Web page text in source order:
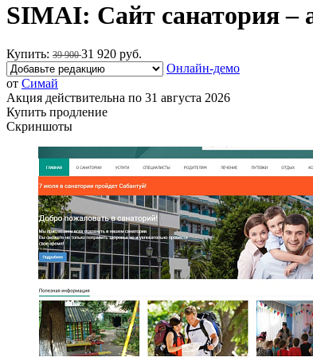
SIMAI: Сайт санатория –
Купить: 39 90031 920 руб.
Онлайн-демо
от Симай
Акция действительна по 31 августа 2026
Купить продление
Скриншоты